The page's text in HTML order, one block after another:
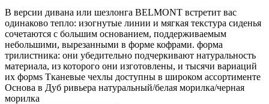
В версии дивана или шезлонга BELMONT встретит вас
одинаково тепло: изогнутые линии и мягкая текстура сиденья
сочетаются с большим основанием, поддерживаемым
небольшими, вырезанными в форме кофрами. форма
трилистника: они убедительно подчеркивают натуральность
материала, из которого они изготовлены, и тысячи вариаций
их формs Тканевые чехлы доступны в широком ассортименте
Основа в Дуб ривьера натуральный/белая морилка/черная
морилка